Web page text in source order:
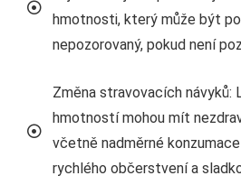
hmotnosti, který může být
nepozorovaný, pokud není
Změna stravovacích návyků:
hmotností mohou mít
včetně nadměrné
rychlého občerstvení a